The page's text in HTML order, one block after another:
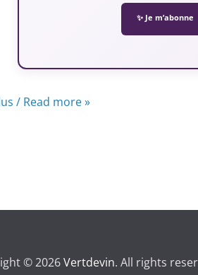
✨ Je m’abonne
/ Read more »
© 2026Vertdevin. All rights